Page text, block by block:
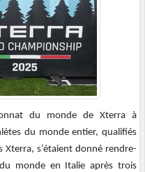
du monde de Xterra à
du monde entier, qualifiés
s’étaient donné rendre-
monde en Italie après trois